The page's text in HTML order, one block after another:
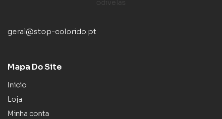
geral@stop-colorido.pt
Mapa Do Site
Inicio
Loja
Minha conta